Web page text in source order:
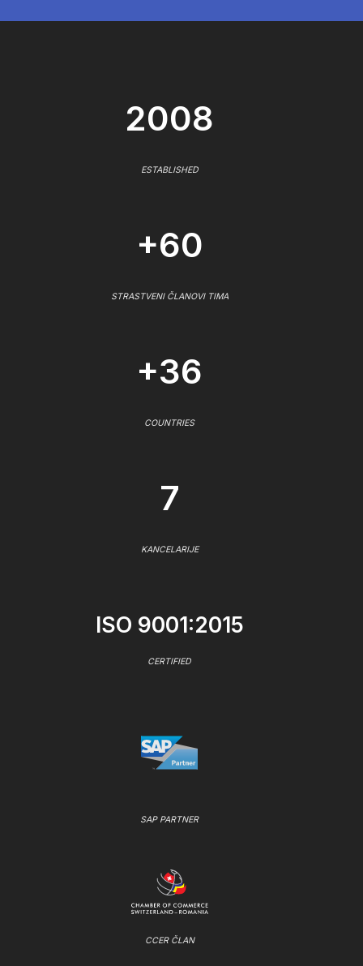
2008
ESTABLISHED
+60
STRASTVENI ČLANOVI TIMA
+36
COUNTRIES
7
KANCELARIJE
ISO 9001:2015
CERTIFIED
SAP PARTNER
CCER ČLAN